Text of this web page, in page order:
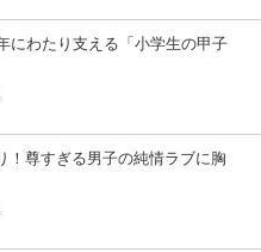
にわたり支える「小学生の甲子
！尊すぎる男子の純情ラブに胸